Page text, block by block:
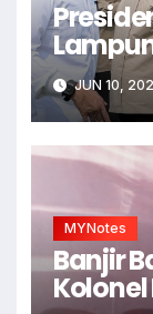
JUN 10,
MYNotes
Banjir